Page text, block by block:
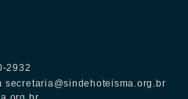
2932
secretaria@sindehoteisma.org.br